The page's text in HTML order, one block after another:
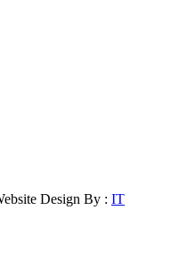
Design By : IT